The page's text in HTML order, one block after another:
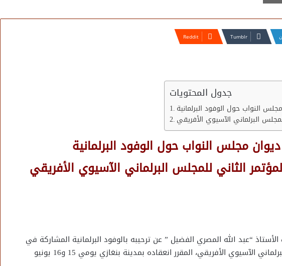
جدول المحتويات
النواب حول الوفود البرلمانية
البرلماني الآسيوي الأفريقي
مجلس النواب حول الوفود البرلمانية
الثاني للمجلس البرلماني الآسيوي الأفريقي
“عبد الله المصري الفضيل ” عن ترحيبه بالوفود البرلمانية المشاركة في
أعمال المؤتمر العام الثاني للمجلس البرلماني الآسيوي الأفريقي، المقرر انعقاده بمدينة بنغازي يومي 15 و16 يونيو